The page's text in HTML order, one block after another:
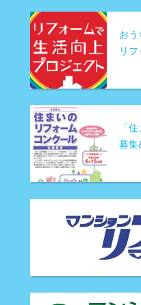
おう
リ
「
募集